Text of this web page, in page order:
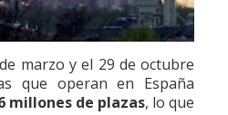
marzo y el 29 de octubre
que operan en España
millones de plazas, lo que